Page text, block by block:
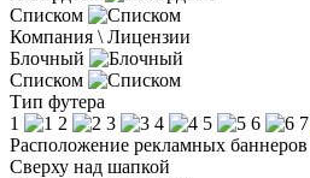
Списком
Компания \ Лицензии
Блочный
Списком
Тип футера
1
2 3 4 5 6
7
Расположение рекламных баннеров
Сверху над шапкой